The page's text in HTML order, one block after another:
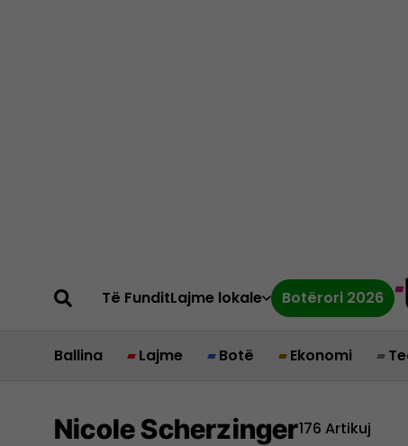
Të FunditLajme lokale Botërori 2026
Ballina Lajme Botë Ekonomi
Nicole Scherzinger176 Artikuj